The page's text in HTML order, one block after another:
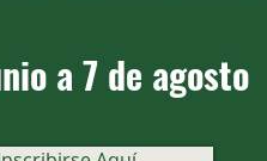
a 7 de agosto